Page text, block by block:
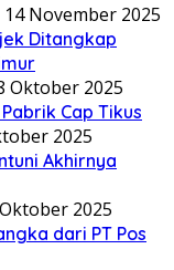
14 November 2025
Ditangkap
Oktober 2025
Cap Tikus
2025
Akhirnya
2025
dari PT Pos